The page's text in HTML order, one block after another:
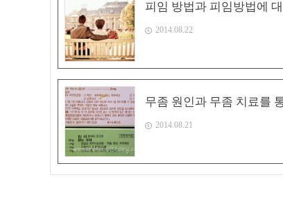
피임 방법과 피임방법에
2014.08.22
무좀 원인과 무좀 치료를
2014.08.21